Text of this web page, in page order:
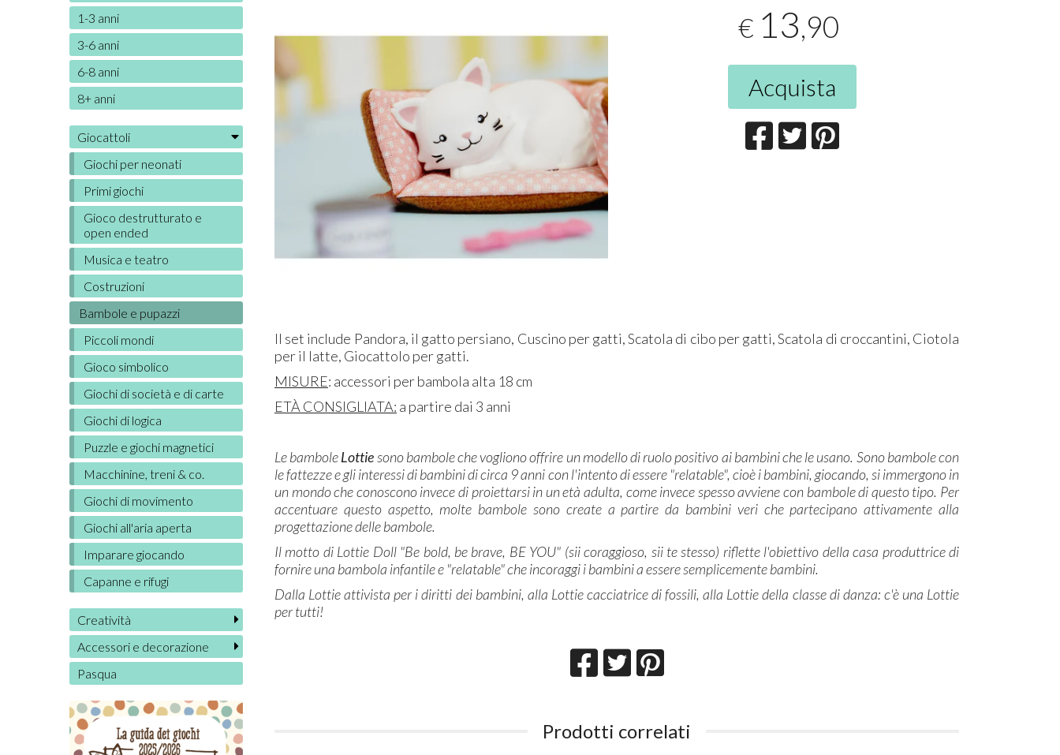
€ 13,90
Acquista
Il set include Pandora, il gatto persiano, Cuscino per gatti, Scatola di cibo per gatti, Scatola di croccantini, Ciotola
per il latte, Giocattolo per gatti.
MISURE: accessori per bambola alta 18 cm
ETÀ CONSIGLIATA: a partire dai 3 anni
Le bamboleLottiesono bambole che vogliono offrire un modello di ruolo positivo ai bambini che le usano. Sono bambole con
le fattezze e gli interessi di bambini di circa 9 anni con l'intento di essere "relatable", cioè i bambini, giocando, si immergono in
un mondo che conoscono invece di proiettarsi in un età adulta, come invece spesso avviene con bambole di questo tipo. Per
accentuare questo aspetto, molte bambole sono create a partire da bambini veri che partecipano attivamente alla
progettazione delle bambole.
Il motto di Lottie Doll "Be bold, be brave, BE YOU" (sii coraggioso, sii te stesso) riflette l'obiettivo della casa produttrice di
fornire una bambola infantile e "relatable" che incoraggi i bambini a essere semplicemente bambini.
Dalla Lottie attivista per i diritti dei bambini, alla Lottie cacciatrice di fossili, alla Lottie della classe di danza: c'è una Lottie
per tutti!
Prodotti correlati
1-3 anni
3-6 anni
6-8 anni
8+ anni
Giocattoli
Giochi per neonati
Primi giochi
Gioco destrutturato e
open ended
Musica e teatro
Costruzioni
Bambole e pupazzi
Piccoli mondi
Gioco simbolico
Giochi di società e di carte
Giochi di logica
Puzzle e giochi magnetici
Macchinine, treni & co.
Giochi di movimento
Giochi all'aria aperta
Imparare giocando
Capanne e rifugi
Creatività
Accessori e decorazione
Pasqua